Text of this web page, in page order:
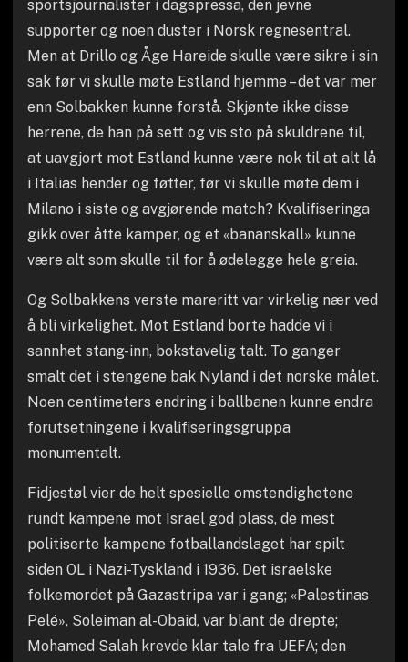
sportsjournalister i dagspressa, den jevne
supporter og noen duster i Norsk regnesentral.
Men at Drillo og Åge Hareide skulle være sikre i sin
sak før vi skulle møte Estland hjemme – det var mer
enn Solbakken kunne forstå. Skjønte ikke disse
herrene, de han på sett og vis sto på skuldrene til,
at uavgjort mot Estland kunne være nok til at alt lå
i Italias hender og føtter, før vi skulle møte dem i
Milano i siste og avgjørende match? Kvalifiseringa
gikk over åtte kamper, og et «bananskall» kunne
være alt som skulle til for å ødelegge hele greia.
Og Solbakkens verste mareritt var virkelig nær ved
å bli virkelighet. Mot Estland borte hadde vi i
sannhet stang-inn, bokstavelig talt. To ganger
smalt det i stengene bak Nyland i det norske målet.
Noen centimeters endring i ballbanen kunne endra
forutsetningene i kvalifiseringsgruppa
monumentalt.
Fidjestøl vier de helt spesielle omstendighetene
rundt kampene mot Israel god plass, de mest
politiserte kampene fotballandslaget har spilt
siden OL i Nazi-Tyskland i 1936. Det israelske
folkemordet på Gazastripa var i gang; «Palestinas
Pelé», Soleiman al-Obaid, var blant de drepte;
Mohamed Salah krevde klar tale fra UEFA; den